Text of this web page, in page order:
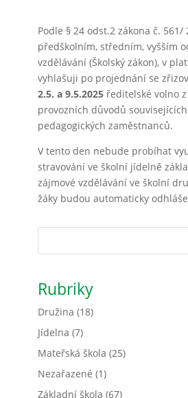
Podle § 24 odst.2 zákona č. 561/
předškolním, středním, vyšším
vzdělávání (Školský zákon), v
vyhlašuji po projednání se
2.5. a 9.5.2025ředitelské volno
provozních důvodů
pedagogických zaměstnanců.
V tento den nebude probíhat
stravování ve školní jídelně
zájmové vzdělávání ve školní
žáky budou automaticky
Rubriky
Družina (18)
Jídelna (7)
Mateřská škola (25)
Nezařazené (1)
Základní škola (67)